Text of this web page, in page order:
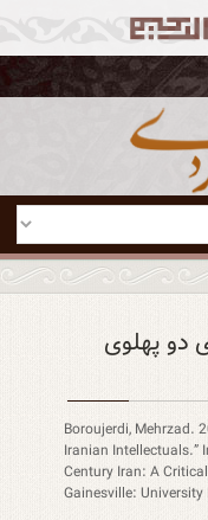
دو پهلوی
Boroujerdi, Mehrzad.
Iranian Intellectuals.”
Century Iran: A
Gainesville: